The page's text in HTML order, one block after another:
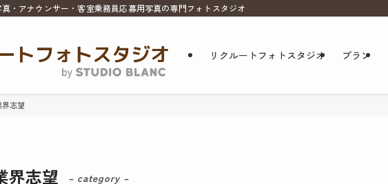
・アナウンサー・客室乗務員応募用写真の専門フォトスタジオ
リクルートフォトスタジオ プラン
志望
界志望 – category –